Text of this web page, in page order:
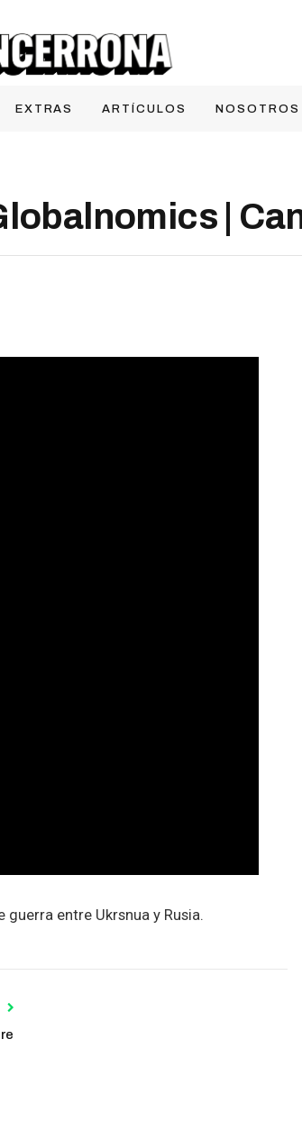
EXTRAS ARTÍCULOS NOSOTROS
|
entre Ukrsnua y Rusia.